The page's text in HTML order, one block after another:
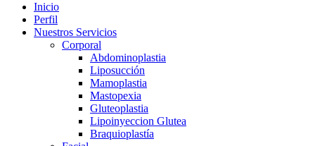
Inicio
Perfil
Nuestros Servicios
Corporal
Abdominoplastia
Liposucción
Mamoplastia
Mastopexia
Gluteoplastia
Lipoinyeccion Glutea
Braquioplastía